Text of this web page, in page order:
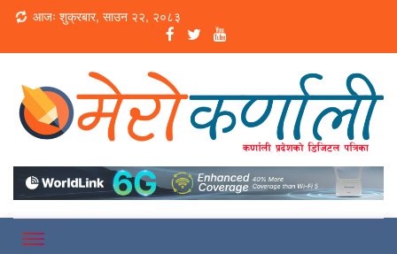
Loading...
आजः शुक्रबार, साउन २२, २०८३
Merokarnali